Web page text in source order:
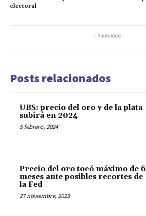
electoral
- Publicidad -
Posts relacionados
UBS: precio del oro y de la plata
subirá en 2024
5 febrero, 2024
Precio del oro tocó máximo de 6
meses ante posibles recortes de
la Fed
27 noviembre, 2023